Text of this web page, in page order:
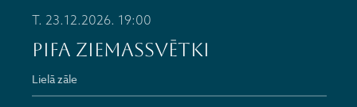
T. 23.12.2026. 19:00
PIFA ZIEMASSVĒTKI
Lielā zāle